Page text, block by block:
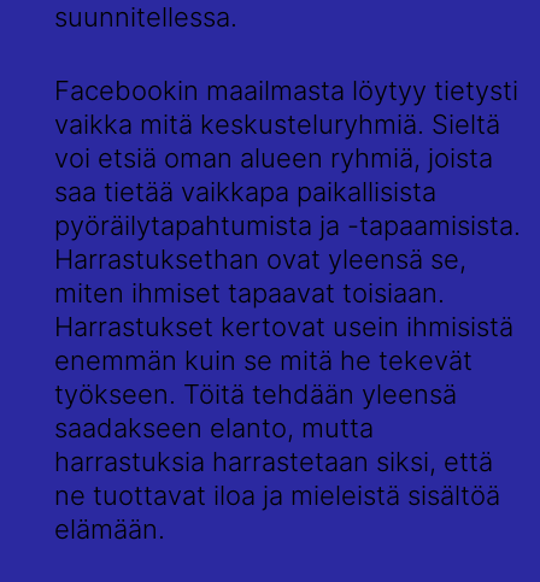
suunnitellessa.
Facebookin maailmasta löytyy tietysti
vaikka mitä keskusteluryhmiä. Sieltä
voi etsiä oman alueen ryhmiä, joista
saa tietää vaikkapa paikallisista
pyöräilytapahtumista ja -tapaamisista.
Harrastuksethan ovat yleensä se,
miten ihmiset tapaavat toisiaan.
Harrastukset kertovat usein ihmisistä
enemmän kuin se mitä he tekevät
työkseen. Töitä tehdään yleensä
saadakseen elanto, mutta
harrastuksia harrastetaan siksi, että
ne tuottavat iloa ja mieleistä sisältöä
elämään.